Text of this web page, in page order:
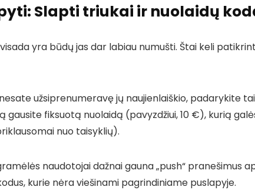
Slapti triukai ir nuolaidų
yra būdų jas dar labiau numušti. Štai keli
užsiprenumeravę jų naujienlaiškio, padarykite tai
gausite fiksuotą nuolaidą (pavyzdžiui, 10 €), kurią
nuo taisyklių).
naudotojai dažnai gauna „push“ pranešimus
kurie nėra viešinami pagrindiniame puslapyje.